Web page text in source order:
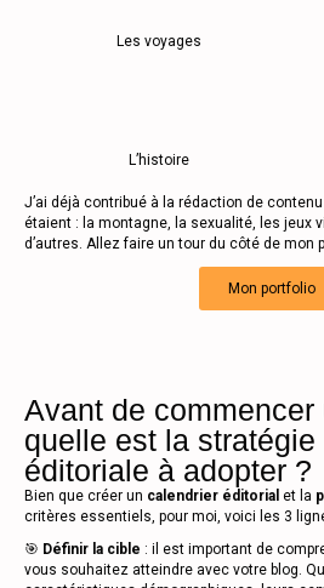
Les voyages
L’histoire
J’ai déjà contribué à la rédaction de
étaient : la montagne, la sexualité, les jeux
d’autres. Allez faire un tour du côté de mon
Mon portfolio
Avant de commencer
quelle est la stratégie
éditoriale à adopter ?
Bien que créer un calendrier éditorial et la
critères essentiels, pour moi, voici les 3
🎯 Définir la cible : il est important de
vous souhaitez atteindre avec votre blog.